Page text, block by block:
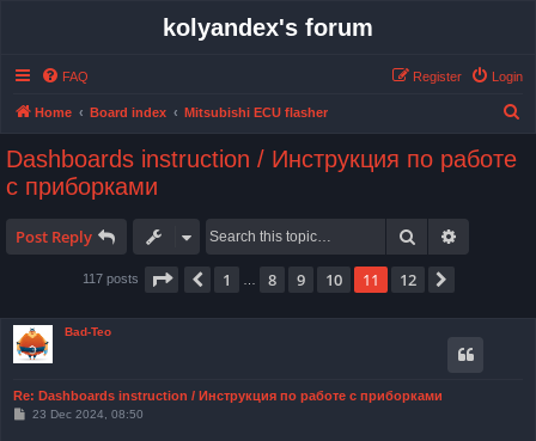
kolyandex's forum
FAQ Login
Register
Home Board index Mitsubishi ECU flasher
Dashboards instruction / Инструкция по работе
с приборками
Post Reply Search
117 posts Page 11 of12
Previous
1 8 9 10 11 12
Bad-Teo
Re: Dashboards instruction / Инструкция по работе с приборками
P23 Dec 2024, 08:50